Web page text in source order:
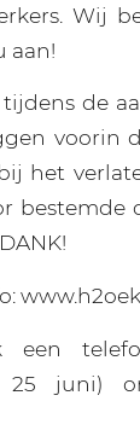
Wij
aan!
de
voorin
het
bestemde
25 juni)